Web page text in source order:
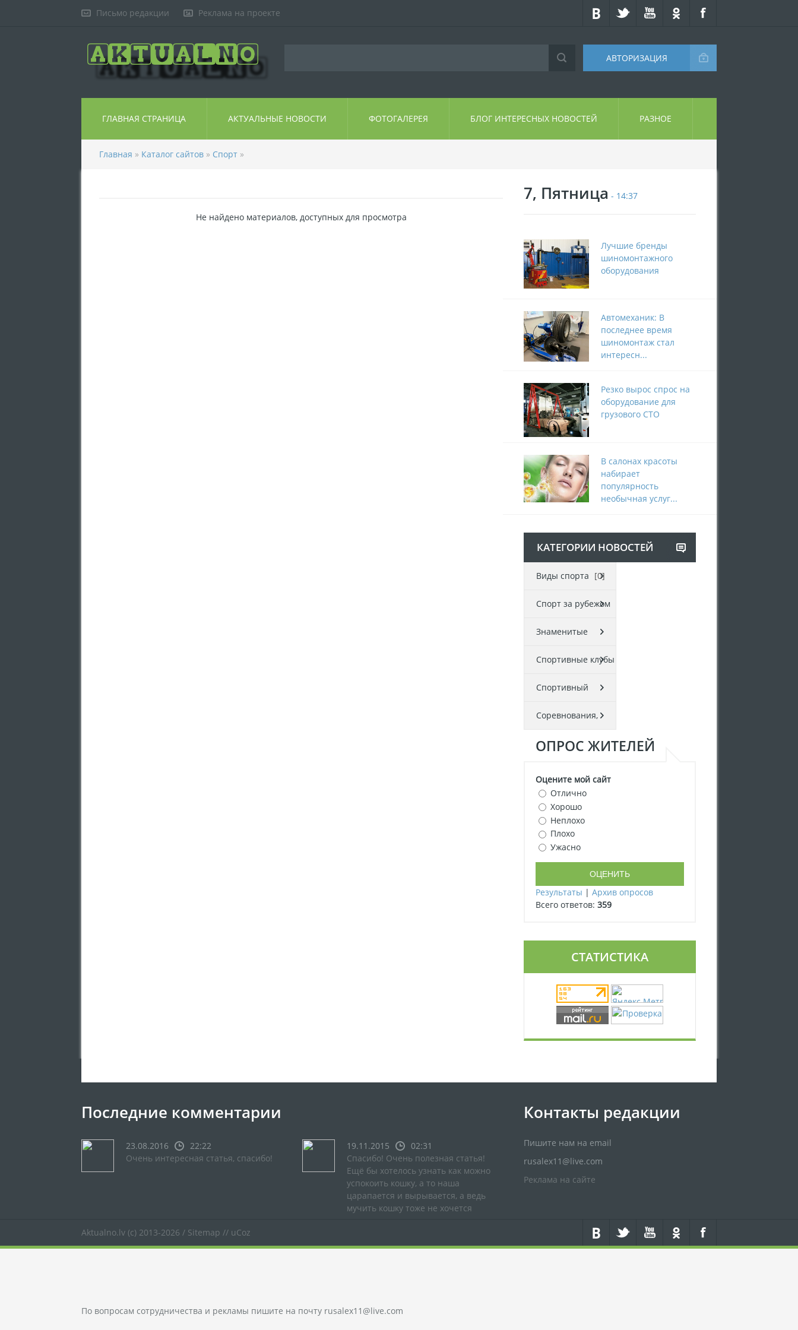
Письмо редакции Реклама на проекте
АВТОРИЗАЦИЯ
ГЛАВНАЯ СТРАНИЦА АКТУАЛЬНЫЕ НОВОСТИ ФОТОГАЛЕРЕЯ БЛОГ ИНТЕРЕСНЫХ НОВОСТЕЙ РАЗНОЕ
Главная » Каталог сайтов » Спорт »
Не найдено материалов, доступных для просмотра
7, Пятница - 14:37
Лучшие бренды
шиномонтажного
оборудования
Автомеханик: В
последнее время
шиномонтаж стал
интересн...
Резко вырос спрос на
оборудование для
грузового СТО
В салонах красоты
набирает
популярность
необычная услуг...
КАТЕГОРИИ НОВОСТЕЙ
Виды спорта [0]
Спорт за рубежом
[0]
Знаменитые
спортсмены [0]
Спортивные клубы
и секции [0]
Спортивный
тотализатор [0]
Соревнования,
чемпионаты,
ОПРОС ЖИТЕЛЕЙ
Оцените мой сайт
Отлично
Хорошо
Неплохо
Плохо
Ужасно
Результаты | Архив опросов
Всего ответов: 359
СТАТИСТИКА
Последние комментарии
23.08.2016
22:22
Очень интересная статья, спасибо!
19.11.2015
02:31
Спасибо! Очень полезная статья!
Ещё бы хотелось узнать как можно
успокоить кошку, а то наша
царапается и вырывается, а ведь
мучить кошку тоже не хочется
Контакты редакции
Пишите нам на email
rusalex11@live.com
Реклама на сайте
Aktualno.lv (c) 2013-2026 / Sitemap // uCoz
По вопросам сотрудничества и рекламы пишите на почту rusalex11@live.com